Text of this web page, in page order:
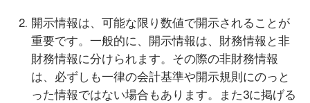
開示情報は、可能な限り数値で開示されることが
重要です。一般的に、開示情報は、財務情報と非
財務情報に分けられます。その際の非財務情報
は、必ずしも一律の会計基準や開示規則にのっと
った情報ではない場合もあります。また3に掲げる